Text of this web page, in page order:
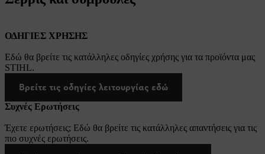
ΟΔΗΓΙΕΣ ΧΡΗΣΗΣ
Εδώ θα βρείτε τις κατάλληλες οδηγίες χρήσης για τα προϊόντα μας
STIHL.
Βρείτε τις οδηγίες λειτουργίας εδώ
Συχνές Ερωτήσεις
Έχετε ερωτήσεις; Εδώ θα βρείτε τις κατάλληλες απαντήσεις για τις
πιο συχνές ερωτήσεις.